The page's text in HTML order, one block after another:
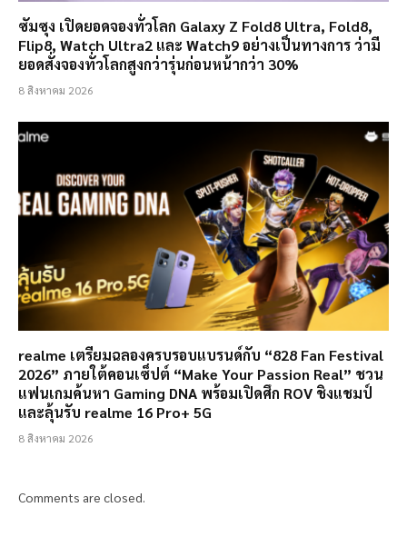
ซัมซุง เปิดยอดจองทั่วโลก Galaxy Z Fold8 Ultra, Fold8,
Flip8, Watch Ultra2 และ Watch9 อย่างเป็นทางการ ว่ามี
ยอดสั่งจองทั่วโลกสูงกว่ารุ่นก่อนหน้ากว่า 30%
8 สิงหาคม 2026
realme เตรียมฉลองครบรอบแบรนด์กับ “828 Fan Festival
2026” ภายใต้คอนเซ็ปต์ “Make Your Passion Real” ชวน
แฟนเกมค้นหา Gaming DNA พร้อมเปิดศึก ROV ชิงแชมป์
และลุ้นรับ realme 16 Pro+ 5G
8 สิงหาคม 2026
Comments are closed.